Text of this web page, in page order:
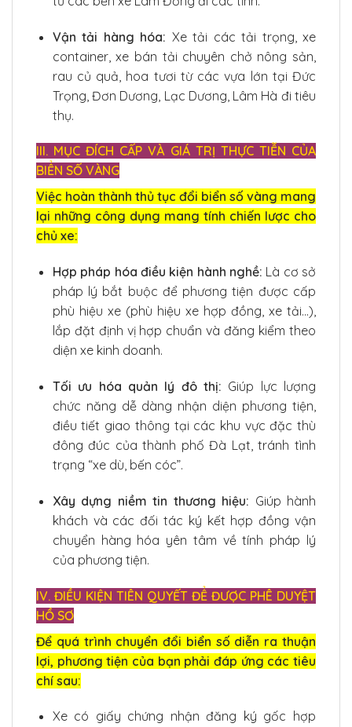
Vận tải hàng hóa: Xe tải các tải trọng, xe
container, xe bán tải chuyên chở nông sản,
rau củ quả, hoa tươi từ các vựa lớn tại Đức
Trọng, Đơn Dương, Lạc Dương, Lâm Hà đi tiêu
thụ.
III. MỤC ĐÍCH CẤP VÀ GIÁ TRỊ THỰC TIỄN CỦA
BIỂN SỐ VÀNG
Việc hoàn thành thủ tục đổi biển số vàng mang
lại những công dụng mang tính chiến lược cho
chủ xe:
Hợp pháp hóa điều kiện hành nghề: Là cơ sở
pháp lý bắt buộc để phương tiện được cấp
phù hiệu xe (phù hiệu xe hợp đồng, xe tải…),
lắp đặt định vị hợp chuẩn và đăng kiểm theo
diện xe kinh doanh.
Tối ưu hóa quản lý đô thị: Giúp lực lượng
chức năng dễ dàng nhận diện phương tiện,
điều tiết giao thông tại các khu vực đặc thù
đông đúc của thành phố Đà Lạt, tránh tình
trạng “xe dù, bến cóc”.
Xây dựng niềm tin thương hiệu: Giúp hành
khách và các đối tác ký kết hợp đồng vận
chuyển hàng hóa yên tâm về tính pháp lý
của phương tiện.
IV. ĐIỀU KIỆN TIÊN QUYẾT ĐỂ ĐƯỢC PHÊ DUYỆT
HỒ SƠ
Để quá trình chuyển đổi biển số diễn ra thuận
lợi, phương tiện của bạn phải đáp ứng các tiêu
chí sau:
Xe có giấy chứng nhận đăng ký gốc hợp